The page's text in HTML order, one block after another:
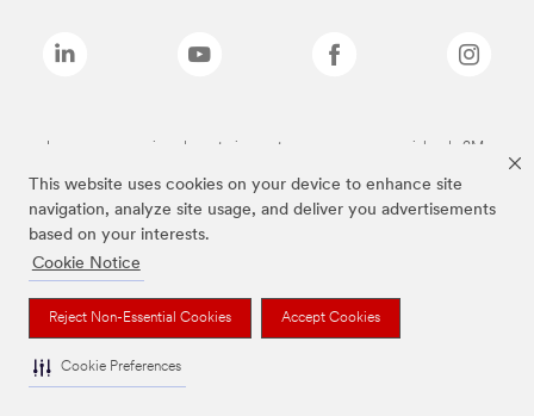
This website uses cookies on your device to enhance site
navigation, analyze site usage, and deliver you advertisements
based on your interests.
Cookie Notice
Reject Non-Essential Cookies Accept Cookies
Cookie Preferences
Las marcas mencionadas anteriormente son marcas comerciales de 3M.